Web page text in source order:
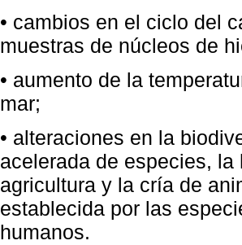
• cambios en el ciclo del
muestras de núcleos de
• aumento de la
mar;
• alteraciones en la
acelerada de especies,
agricultura y la cría de
establecida por las
humanos.